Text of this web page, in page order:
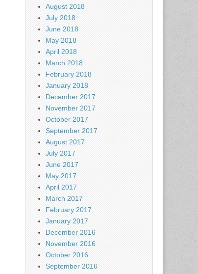
August 2018
July 2018
June 2018
May 2018
April 2018
March 2018
February 2018
January 2018
December 2017
November 2017
October 2017
September 2017
August 2017
July 2017
June 2017
May 2017
April 2017
March 2017
February 2017
January 2017
December 2016
November 2016
October 2016
September 2016